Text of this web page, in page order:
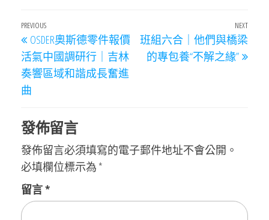
文
章
導
覽
Previous
Post
PREVIOUS
OSDER奧斯德零件報價
活氣中國調研行｜吉林
奏響區域和諧成長奮進
曲
Next
NEXT
班組六合｜他們與橋梁
的專包養“不解之緣”
發佈留言
發佈留言必須填寫的電子郵件地址不會公開。
必填欄位標示為 *
留言*